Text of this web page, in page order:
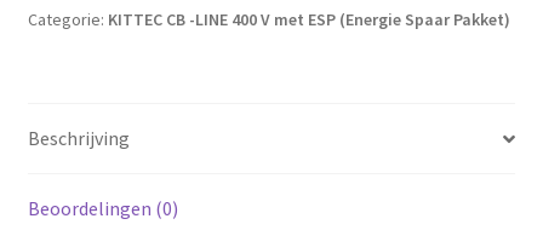
Categorie: KITTEC CB -LINE 400 V met ESP (Energie Spaar Pakket)
Beschrijving
Beoordelingen (0)